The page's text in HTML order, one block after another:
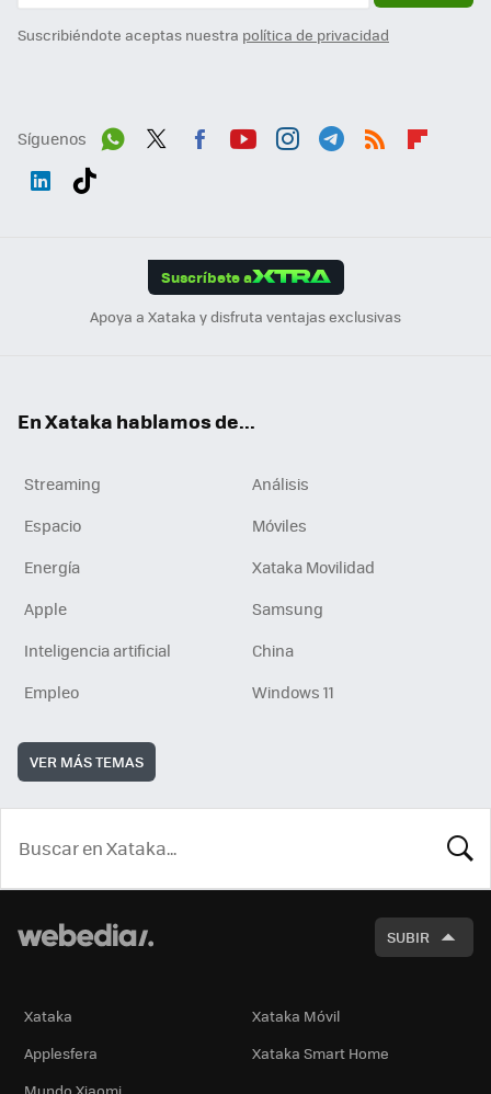
Suscribiéndote aceptas nuestra política de privacidad
Síguenos
Suscríbete a
Apoya a Xataka y disfruta ventajas exclusivas
En Xataka hablamos de...
Streaming
Análisis
Espacio
Móviles
Energía
Xataka Movilidad
Apple
Samsung
Inteligencia artificial
China
Empleo
Windows 11
VER MÁS TEMAS
SUBIR
Xataka
Xataka Móvil
Applesfera
Xataka Smart Home